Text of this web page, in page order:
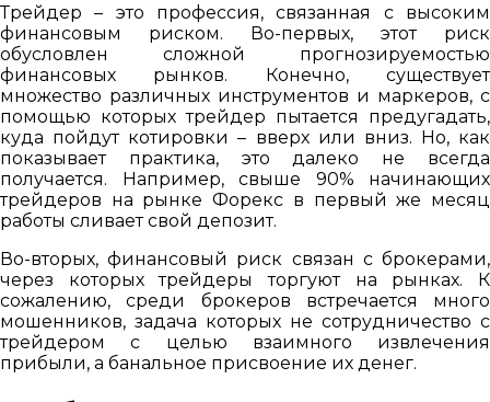
Трейдер – это профессия, связанная с высоким
финансовым риском. Во-первых, этот риск
обусловлен сложной прогнозируемостью
финансовых рынков. Конечно, существует
множество различных инструментов и маркеров, с
помощью которых трейдер пытается предугадать,
куда пойдут котировки – вверх или вниз. Но, как
показывает практика, это далеко не всегда
получается. Например, свыше 90% начинающих
трейдеров на рынке Форекс в первый же месяц
работы сливает свой депозит.
Во-вторых, финансовый риск связан с брокерами,
через которых трейдеры торгуют на рынках. К
сожалению, среди брокеров встречается много
мошенников, задача которых не сотрудничество с
трейдером с целью взаимного извлечения
прибыли, а банальное присвоение их денег.